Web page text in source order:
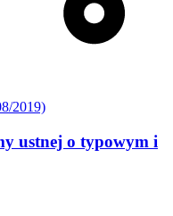
2019)
ustnej o typowym i